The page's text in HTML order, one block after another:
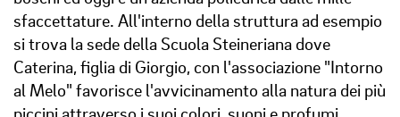
sfaccettature. All'interno della struttura ad esempio
si trova la sede della Scuola Steineriana dove
Caterina, figlia di Giorgio, con l'associazione "Intorno
al Melo" favorisce l'avvicinamento alla natura dei più